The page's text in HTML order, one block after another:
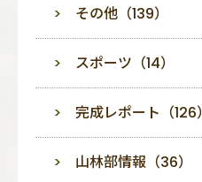
その他（139）
スポーツ（14）
完成レポート（126）
山林部情報（36）